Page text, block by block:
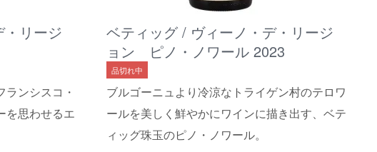
リージ
ンシスコ・
を思わせるエ
ベティッグ / ヴィーノ・デ・リージ
ョン ピノ・ノワール 2023
品切れ中
ブルゴーニュより冷涼なトライゲン村のテロワ
ールを美しく鮮やかにワインに描き出す、ベテ
ィッグ珠玉のピノ・ノワール。